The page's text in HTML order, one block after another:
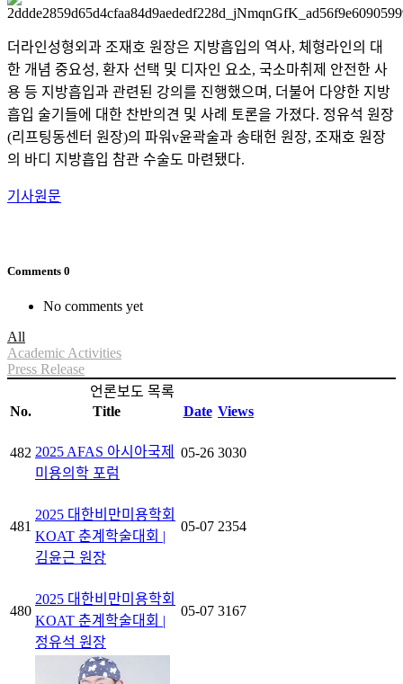
더라인성형외과 조재호 원장은 지방흡입의 역사, 체형라인의 대
한 개념 중요성, 환자 선택 및 디자인 요소, 국소마취제 안전한 사
용 등 지방흡입과 관련된 강의를 진행했으며, 더불어 다양한 지방
흡입 술기들에 대한 찬반의견 및 사례 토론을 가졌다. 정유석 원장
(리프팅동센터 원장)의 파워v윤곽술과 송태헌 원장, 조재호 원장
의 바디 지방흡입 참관 수술도 마련됐다.
기사원문
Comments 0
No comments yet
All
Academic Activities
Press Release
언론보도 목록
No.
Title Date Views
482 2025 AFAS 아시아국제
미용의학 포럼
05-26 3030
481
2025 대한비만미용학회
KOAT 춘계학술대회 |
김윤근 원장
05-07 2354
480
2025 대한비만미용학회
KOAT 춘계학술대회 |
정유석 원장
05-07 3167